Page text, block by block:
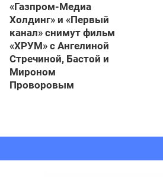
«Газпром-Медиа
Холдинг» и «Первый
канал» снимут фильм
«ХРУМ» с Ангелиной
Стречиной, Бастой и
Мироном
Проворовым